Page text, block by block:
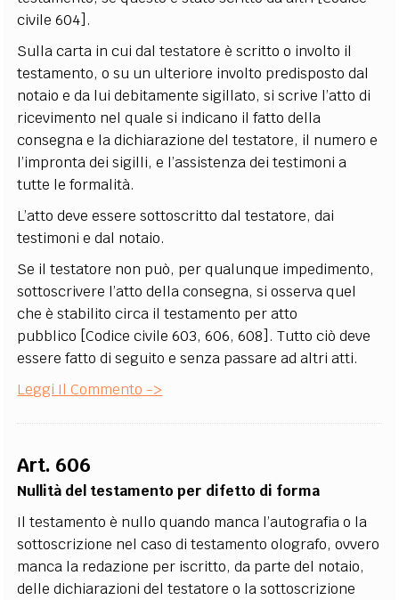
civile 604].
Sulla carta in cui dal testatore è scritto o involto il
testamento, o su un ulteriore involto predisposto dal
notaio e da lui debitamente sigillato, si scrive l’atto di
ricevimento nel quale si indicano il fatto della
consegna e la dichiarazione del testatore, il numero e
l’impronta dei sigilli, e l’assistenza dei testimoni a
tutte le formalità.
L’atto deve essere sottoscritto dal testatore, dai
testimoni e dal notaio.
Se il testatore non può, per qualunque impedimento,
sottoscrivere l’atto della consegna, si osserva quel
che è stabilito circa il testamento per atto
pubblico [Codice civile 603, 606, 608]. Tutto ciò deve
essere fatto di seguito e senza passare ad altri atti.
Leggi Il Commento ->
Art. 606
Nullità del testamento per difetto di forma
Il testamento è nullo quando manca l’autografia o la
sottoscrizione nel caso di testamento olografo, ovvero
manca la redazione per iscritto, da parte del notaio,
delle dichiarazioni del testatore o la sottoscrizione